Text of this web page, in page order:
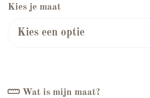
Kies je maat
Wat is mijn maat?